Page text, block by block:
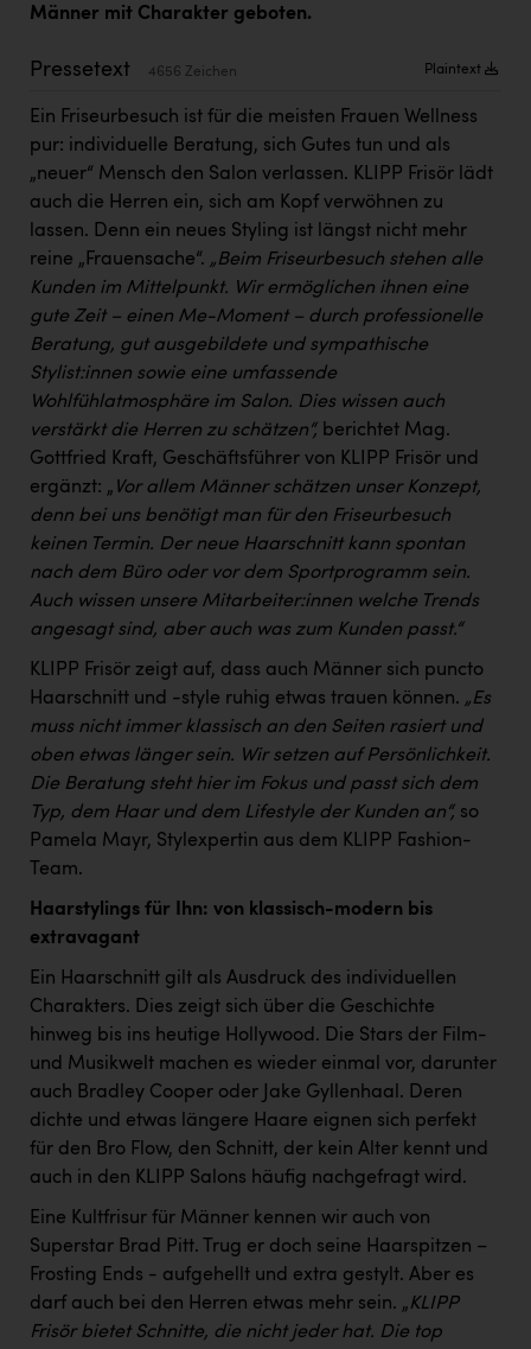
Maximarkt
Oldtimer Raststationen und Motorhotels
Österreichischer Kachelofenverband
Orlen
Passage Linz
PEZ
PÜSPÖK
REMAX
RE/MAX Welcome
RUBBLE MASTER
Ruderclub Wels
SCRI - Salzburg Cancer Research Institute
Schwingshandl - automation technology gmbh
Seher + Partner
Smurfit Westrock Nettingsdorf
TCL
TGW Logistics
TRAILOMAT & Cycling Austria
Vier Diamanten
Vorlagenportal
Wir besiegen Krebs
Wirtschaftskammer OÖ
ZGONC
ZULuft - Zukunft Luft Austria
z.l.ö.
Österreichisches Hebammengremium
Männer mit Charakter geboten.
Pressetext 4656 Zeichen Plaintext
Ein Friseurbesuch ist für die meisten Frauen Wellness
pur: individuelle Beratung, sich Gutes tun und als
„neuer“ Mensch den Salon verlassen. KLIPP Frisör lädt
auch die Herren ein, sich am Kopf verwöhnen zu
lassen. Denn ein neues Styling ist längst nicht mehr
reine „Frauensache“. „Beim Friseurbesuch stehen alle
Kunden im Mittelpunkt. Wir ermöglichen ihnen eine
gute Zeit – einen Me-Moment – durch professionelle
Beratung, gut ausgebildete und sympathische
Stylist:innen sowie eine umfassende
Wohlfühlatmosphäre im Salon. Dies wissen auch
verstärkt die Herren zu schätzen“, berichtet Mag.
Gottfried Kraft, Geschäftsführer von KLIPP Frisör und
ergänzt: „ Vor allem Männer schätzen unser Konzept,
denn bei uns benötigt man für den Friseurbesuch
keinen Termin. Der neue Haarschnitt kann spontan
nach dem Büro oder vor dem Sportprogramm sein.
Auch wissen unsere Mitarbeiter:innen welche Trends
angesagt sind, aber auch was zum Kunden passt.“
KLIPP Frisör zeigt auf, dass auch Männer sich puncto
Haarschnitt und -style ruhig etwas trauen können. „Es
muss nicht immer klassisch an den Seiten rasiert und
oben etwas länger sein. Wir setzen auf Persönlichkeit.
Die Beratung steht hier im Fokus und passt sich dem
Typ, dem Haar und dem Lifestyle der Kunden an“, so
Pamela Mayr, Stylexpertin aus dem KLIPP Fashion-
Team.
Haarstylings für Ihn: von klassisch-modern bis
extravagant
Ein Haarschnitt gilt als Ausdruck des individuellen
Charakters. Dies zeigt sich über die Geschichte
hinweg bis ins heutige Hollywood. Die Stars der Film-
und Musikwelt machen es wieder einmal vor, darunter
auch Bradley Cooper oder Jake Gyllenhaal. Deren
dichte und etwas längere Haare eignen sich perfekt
für den Bro Flow, den Schnitt, der kein Alter kennt und
auch in den KLIPP Salons häufig nachgefragt wird.
Eine Kultfrisur für Männer kennen wir auch von
Superstar Brad Pitt. Trug er doch seine Haarspitzen –
Frosting Ends - aufgehellt und extra gestylt. Aber es
darf auch bei den Herren etwas mehr sein. „KLIPP
Frisör bietet Schnitte, die nicht jeder hat. Die top